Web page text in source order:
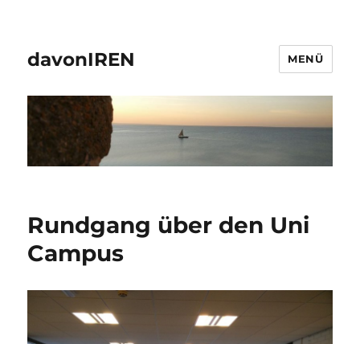
davonIREN MENÜ
Rundgang über den Uni
Campus